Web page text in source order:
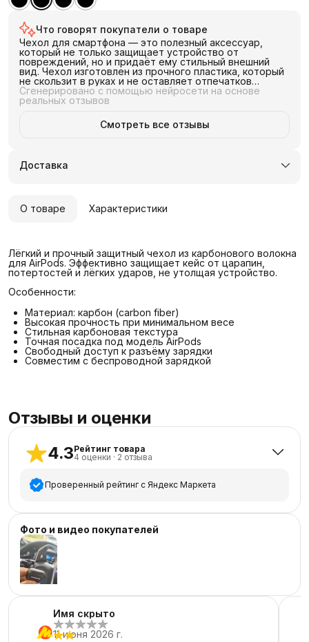
Что говорят покупатели о товаре
Чехол для смартфона — это полезный аксессуар,
который не только защищает устройство от
повреждений, но и придаёт ему стильный внешний
вид. Чехол изготовлен из прочного пластика, который
не скользит в руках и не оставляет отпечатков
пальцев. Большинство покупателей остаются
довольными приобретением и рекомендуют этот
чехол для защиты смартфона.
Сгенерировано с помощью нейросети на основе
реальных отзывов
Смотреть все отзывы
Доставка
О товаре Характеристики
Лёгкий и прочный защитный чехол из карбонового волокна
для AirPods. Эффективно защищает кейс от царапин,
потертостей и лёгких ударов, не утолщая устройство.
Особенности:
Материал: карбон (carbon fiber)
Высокая прочность при минимальном весе
Стильная карбоновая текстура
Точная посадка под модель AirPods
Свободный доступ к разъёму зарядки
Совместим с беспроводной зарядкой
Отзывы и оценки
4.3Рейтинг товара
4 оценки · 2 отзыва
Проверенный рейтинг с Яндекс Маркета
5 звёзд
3
4 звезды
3 звезды
2 звезды
Фото и видео покупателей
Имя скрыто
11 июня 2026 г.